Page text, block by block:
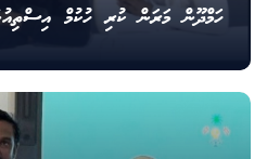
ހަމްދޫން މަރަން ކުރި ހުކުމް